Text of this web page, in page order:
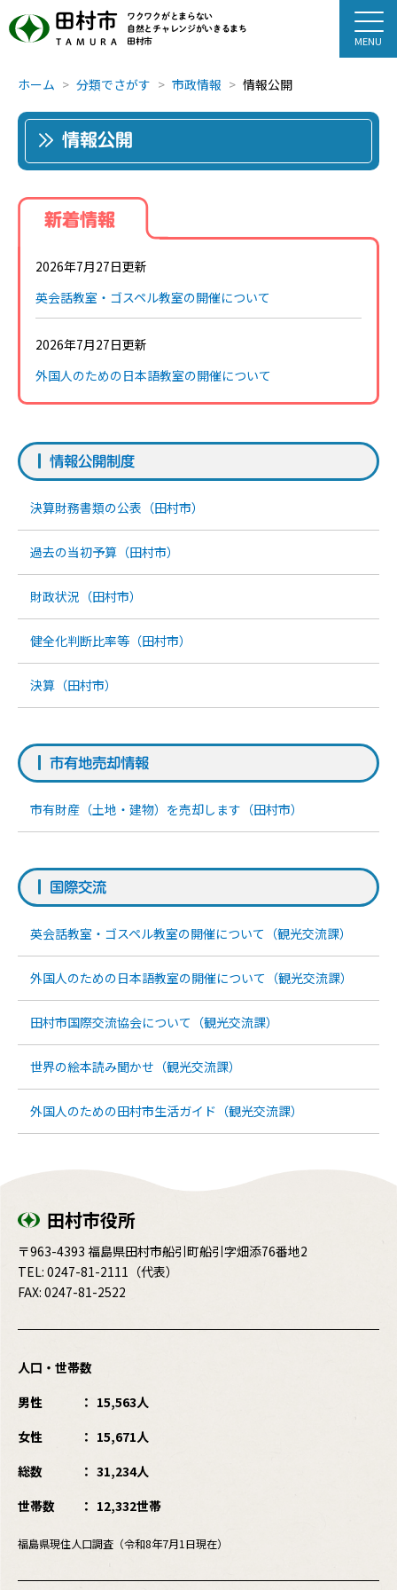
田村市
TAMURA
ワクワクがとまらない
自然とチャレンジがいきるまち
田村市
ホーム 分類でさがす 市政情報 情報公開
情報公開
新着情報
2026年7月27日更新
英会話教室・ゴスペル教室の開催について
2026年7月27日更新
外国人のための日本語教室の開催について
情報公開制度
決算財務書類の公表（田村市）
過去の当初予算（田村市）
財政状況（田村市）
健全化判断比率等（田村市）
決算（田村市）
市有地売却情報
市有財産（土地・建物）を売却します（田村市）
国際交流
英会話教室・ゴスペル教室の開催について（観光交流課）
外国人のための日本語教室の開催について（観光交流課）
田村市国際交流協会について（観光交流課）
世界の絵本読み聞かせ（観光交流課）
外国人のための田村市生活ガイド（観光交流課）
田村市役所
〒963-4393 福島県田村市船引町船引字畑添76番地2
TEL: 0247-81-2111 （代表）
FAX: 0247-81-2522
人口・世帯数
男性
15,563人
女性
15,671人
総数
31,234人
世帯数
12,332世帯
福島県現住人口調査（令和8年7月1日現在）